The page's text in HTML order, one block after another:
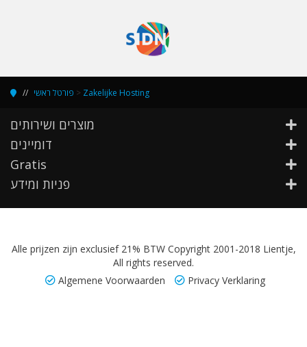
פורטל ראשי > Zakelijke Hosting
מוצרים ושירותים
דומיינים
Gratis
פניות ומידע
Alle prijzen zijn exclusief 21% BTW Copyright 2001-2018 Lientje,
All rights reserved.
Algemene Voorwaarden
Privacy Verklaring